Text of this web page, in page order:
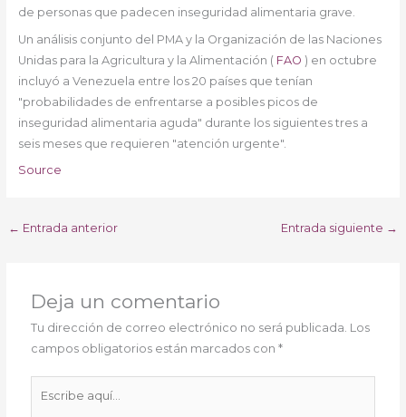
de personas que padecen inseguridad alimentaria grave.
Un análisis conjunto del PMA y la Organización de las Naciones
Unidas para la Agricultura y la Alimentación ( FAO ) en octubre
incluyó a Venezuela entre los 20 países que tenían
"probabilidades de enfrentarse a posibles picos de
inseguridad alimentaria aguda" durante los siguientes tres a
seis meses que requieren "atención urgente".
Source
← Entrada anterior Entrada siguiente →
Deja un comentario
Tu dirección de correo electrónico no será publicada. Los
campos obligatorios están marcados con*